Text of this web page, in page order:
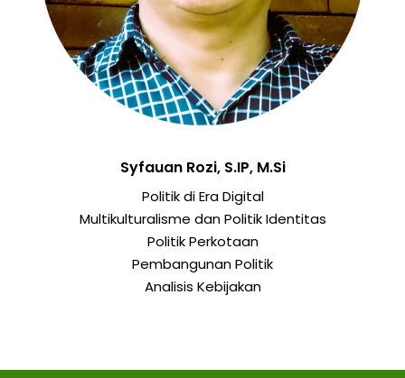
Syfauan Rozi, S.IP, M.Si
Politik di Era Digital
Multikulturalisme dan Politik Identitas
Politik Perkotaan
Pembangunan Politik
Analisis Kebijakan